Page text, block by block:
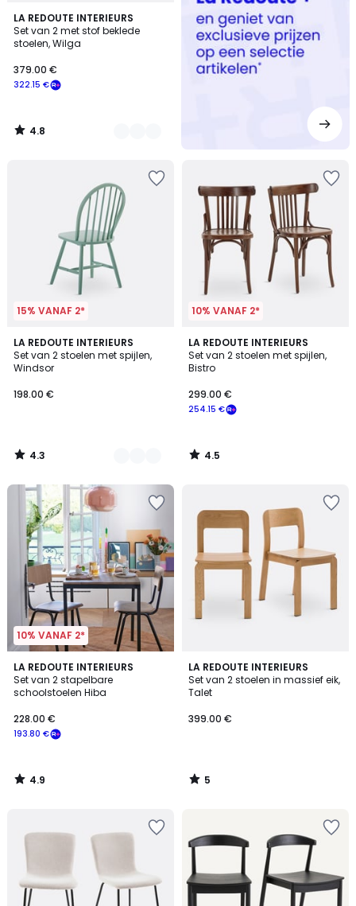
LA REDOUTE INTERIEURS
Set van 2 met stof beklede
stoelen, Wilga
322.15 €
379.00 €
4.8
/ 5
3
Kleuren
4.8
/
15% VANAF 2*
LA REDOUTE INTERIEURS
Set van 2 stoelen met spijlen,
Windsor
198.00 €
4.3
/ 5
4
Kleuren
4.3
/
10% VANAF 2*
LA REDOUTE INTERIEURS
Set van 2 stoelen met spijlen,
Bistro
254.15 €
299.00 €
4.5
/ 5
4.5
/
10% VANAF 2*
LA REDOUTE INTERIEURS
Set van 2 stapelbare
schoolstoelen Hiba
193.80 €
228.00 €
4.9
/ 5
4.9
/
LA REDOUTE INTERIEURS
Set van 2 stoelen in massief eik,
Talet
399.00 €
5
/
5
5
/